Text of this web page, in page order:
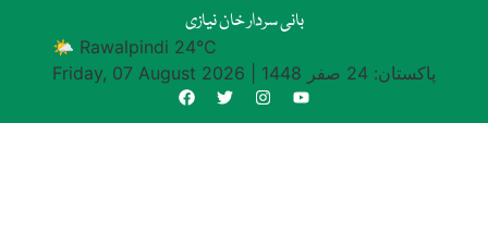
بانی سردار خان نیازی
🌤 Rawalpindi 24°C
Friday, 07 August 2026
پاکستان: 24 صفر 1448